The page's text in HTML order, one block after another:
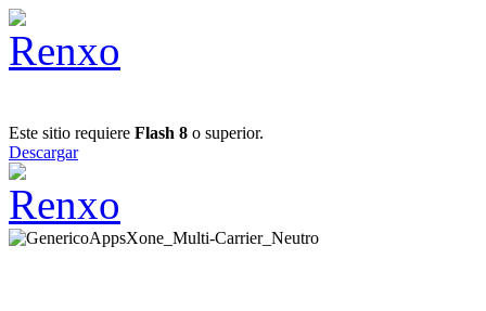
Este sitio requiere Flash 8 o superior.
Descargar